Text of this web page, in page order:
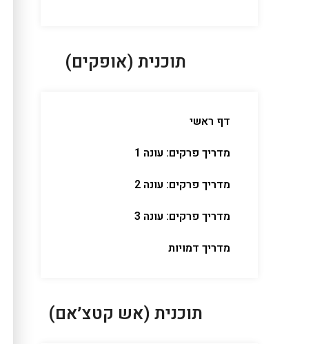
תוכנית (אופקים)
דף ראשי
מדריך פרקים: עונה 1
מדריך פרקים: עונה 2
מדריך פרקים: עונה 3
מדריך דמויות
תוכנית (אש קטצ׳אם)